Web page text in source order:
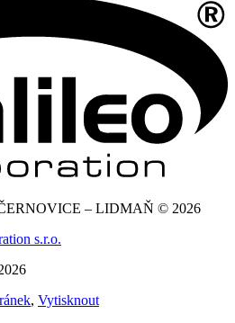
– LIDMAŇ © 2026
s.r.o.
, Vytisknout